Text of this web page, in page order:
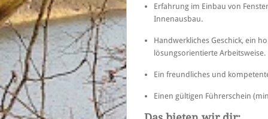
Erfahrung im Einbau von
Innenausbau.
Handwerkliches Geschick, ein
lösungsorientierte Arbeitsweise.
Ein freundliches und
Einen gültigen Führerschein